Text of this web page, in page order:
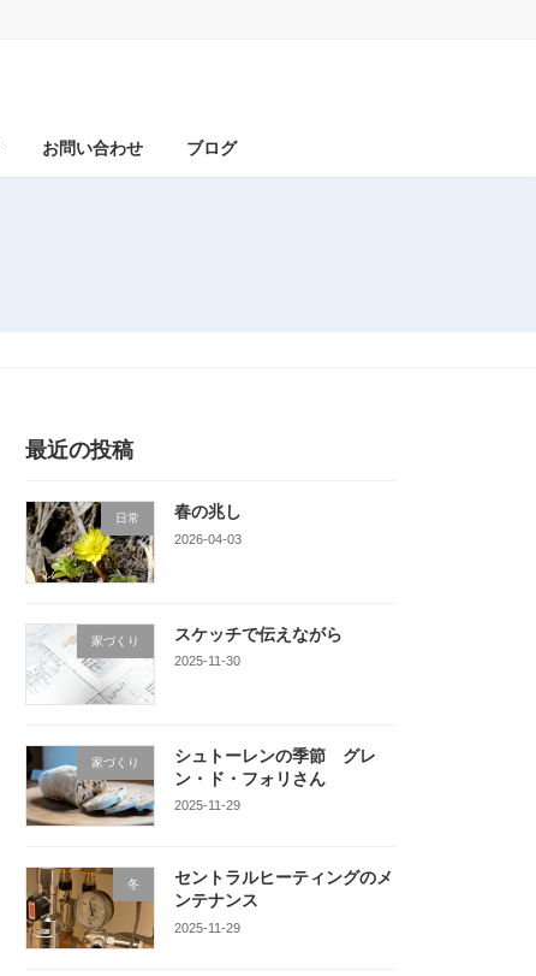
お問い合わせ ブログ
最近の投稿
日常 春の兆し
2026-04-03
家づくり スケッチで伝えながら
2025-11-30
家づくり
シュトーレンの季節 グレ
ン・ド・フォリさん
2025-11-29
冬
セントラルヒーティングのメ
ンテナンス
2025-11-29